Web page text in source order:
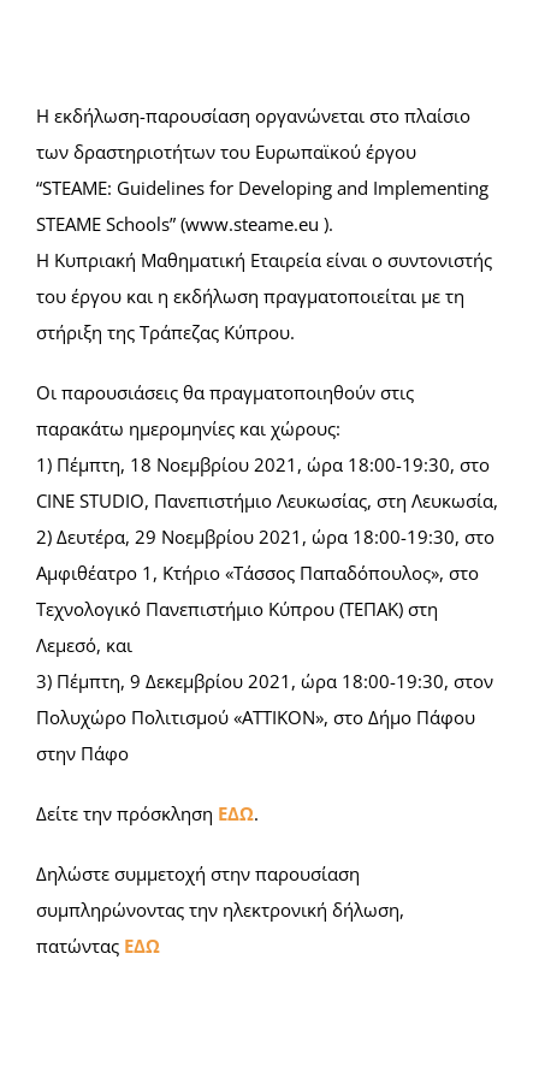
General Pages
STUDY MEDICINE
Contact Us
Η εκδήλωση-παρουσίαση οργανώνεται στο πλαίσιο
των δραστηριοτήτων του Ευρωπαϊκού έργου
“STEAME: Guidelines for Developing and Implementing
STEAME Schools” (www.steame.eu ).
Η Κυπριακή Μαθηματική Εταιρεία είναι ο συντονιστής
του έργου και η εκδήλωση πραγματοποιείται με τη
στήριξη της Τράπεζας Κύπρου.
Οι παρουσιάσεις θα πραγματοποιηθούν στις
παρακάτω ημερομηνίες και χώρους:
1) Πέμπτη, 18 Νοεμβρίου 2021, ώρα 18:00-19:30, στο
CINE STUDIO, Πανεπιστήμιο Λευκωσίας, στη Λευκωσία,
2) Δευτέρα, 29 Νοεμβρίου 2021, ώρα 18:00-19:30, στο
Αμφιθέατρο 1, Κτήριο «Τάσσος Παπαδόπουλος», στο
Τεχνολογικό Πανεπιστήμιο Κύπρου (ΤΕΠΑΚ) στη
Λεμεσό, και
3) Πέμπτη, 9 Δεκεμβρίου 2021, ώρα 18:00-19:30, στον
Πολυχώρο Πολιτισμού «ΑΤΤΙΚΟΝ», στο Δήμο Πάφου
στην Πάφο
Δείτε την πρόσκληση ΕΔΩ.
Δηλώστε συμμετοχή στην παρουσίαση
συμπληρώνοντας την ηλεκτρονική δήλωση,
πατώντας ΕΔΩ